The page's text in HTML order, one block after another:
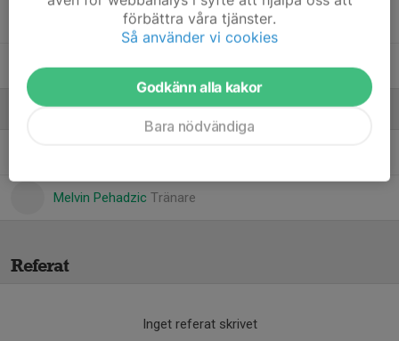
Viktor Andersson
Ledare
Melvin Pehadzic Tränare
Referat
Inget referat skrivet
förbättra våra tjänster.
Så använder vi cookies
Godkänn alla kakor
Bara nödvändiga